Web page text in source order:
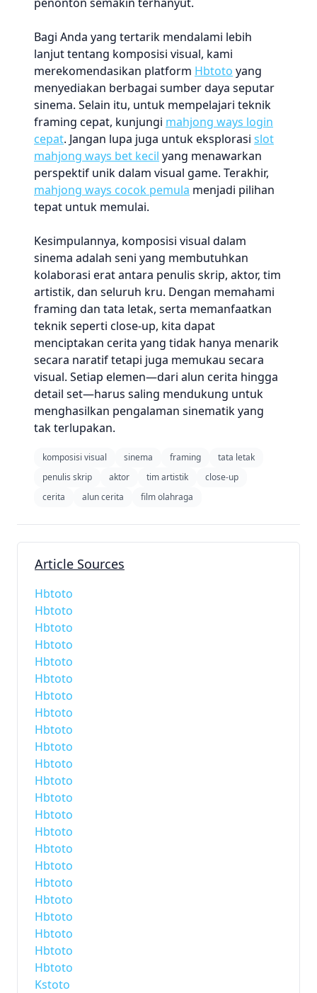
Bagi Anda yang tertarik mendalami lebih
lanjut tentang komposisi visual, kami
merekomendasikan platform Hbtoto yang
menyediakan berbagai sumber daya seputar
sinema. Selain itu, untuk mempelajari teknik
framing cepat, kunjungi mahjong ways login
cepat. Jangan lupa juga untuk eksplorasi slot
mahjong ways bet kecil yang menawarkan
perspektif unik dalam visual game. Terakhir,
mahjong ways cocok pemula menjadi pilihan
tepat untuk memulai.
Kesimpulannya, komposisi visual dalam
sinema adalah seni yang membutuhkan
kolaborasi erat antara penulis skrip, aktor, tim
artistik, dan seluruh kru. Dengan memahami
framing dan tata letak, serta memanfaatkan
teknik seperti close-up, kita dapat
menciptakan cerita yang tidak hanya menarik
secara naratif tetapi juga memukau secara
visual. Setiap elemen—dari alun cerita hingga
detail set—harus saling mendukung untuk
menghasilkan pengalaman sinematik yang
tak terlupakan.
komposisi visual sinema framing
tata letak
penulis skrip
aktor tim artistik
close-up
cerita
alun cerita film olahraga
Article Sources
Hbtoto
Hbtoto
Hbtoto
Hbtoto
Hbtoto
Hbtoto
Hbtoto
Hbtoto
Hbtoto
Hbtoto
Hbtoto
Hbtoto
Hbtoto
Hbtoto
Hbtoto
Hbtoto
Hbtoto
Hbtoto
Hbtoto
Hbtoto
Hbtoto
Hbtoto
Hbtoto
Kstoto